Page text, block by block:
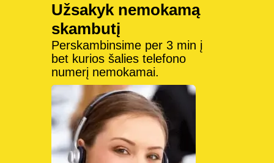
Užsakyk nemokamą
skambutį
Perskambinsime per 3 min į
bet kurios šalies telefono
numerį nemokamai.